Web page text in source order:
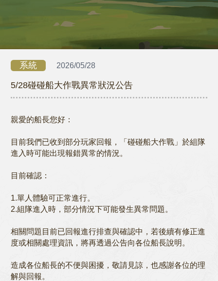
系統 2026/05/28
5/28碰碰船大作戰異常狀況公告
親愛的船長您好：
目前我們已收到部分玩家回報，「碰碰船大作戰」於組隊
進入時可能出現報錯異常的情況。
目前確認：
1.單人體驗可正常進行。
2.組隊進入時，部分情況下可能發生異常問題。
相關問題目前已回報進行排查與確認中，若後續有修正進
度或相關處理資訊，將再透過公告向各位船長說明。
造成各位船長的不便與困擾，敬請見諒，也感謝各位的理
解與回報。